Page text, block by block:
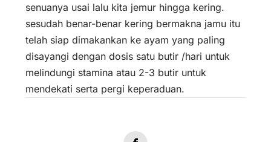
senuanya usai lalu kita jemur hingga kering.
sesudah benar-benar kering bermakna jamu itu
telah siap dimakankan ke ayam yang paling
disayangi dengan dosis satu butir /hari untuk
melindungi stamina atau 2-3 butir untuk
mendekati serta pergi keperaduan.